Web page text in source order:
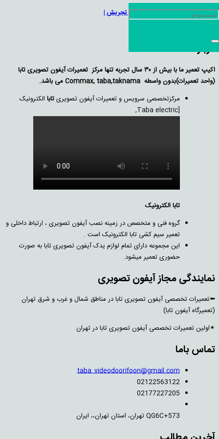
نمایندگی آیفون تصویری کوماکس تجریش |
09124079438
درباره ما
اکیپ تعمیر ما با بيش از ۳۰ سال تجربه تنها مركز تعمیرات آيفون تصويری تابا
(واحد تعمیرات)بدون واسطه Commax, taba,taknama می باشد.
مرکزتخصصی سرویس و تعمیرات آیفون تصویریتابا الکترونیک
[Taba electric,
تابا الکترونیک
گروه فنی و متخصص در زمینه نصب آیفون تصویری ، ارتباط داخلی و
تعمیر سیم کشی تابا الکترونیک است .
این مجموعه دارای تمام لوازم یدک آیفون تصویری تابا به صورت
حضوری تعمیر میشود.
نمایندگی مجاز آیفون تصویری
⬅️تعمیرات تخصصی آیفون تصویری تابا در مناطق شمال و غرب و شرق تهران
(تعمیرگاه آیفون تابا)
✴اولین تعمیرات تخصصی آیفون تصویری تابا در تهران
تماس باما
taba_videodoorifoon@gmail.com
02122563122
02177227205
QG6C+573 تهران، استان تهران،، ایران